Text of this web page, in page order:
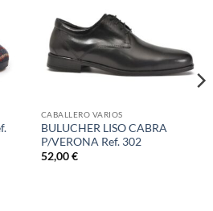
CABALLERO VARIOS
BULUCHER LISO CABRA
P/VERONA Ref. 302
52,00€